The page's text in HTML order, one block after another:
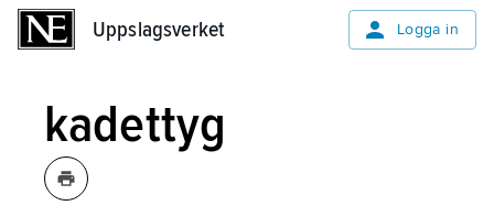
Uppslagsverket Logga in
kadettyg